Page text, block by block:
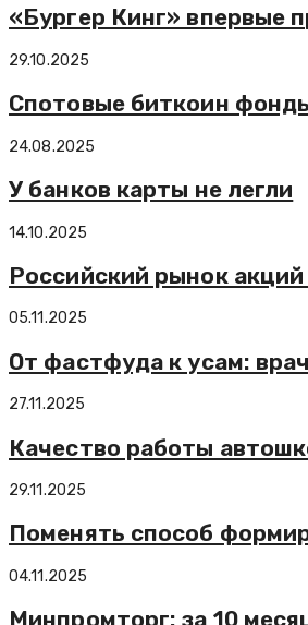
«Бургер Кинг» впервые
29.10.2025
Спотовые биткоин
24.08.2025
У банков карты не легли
14.10.2025
Российский рынок
05.11.2025
От фастфуда к усам:
27.11.2025
Качество работы
29.11.2025
Поменять способ
04.11.2025
Минпромторг: за 10